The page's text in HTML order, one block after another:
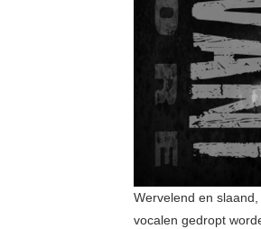
Wervelend en
vocalen gedropt